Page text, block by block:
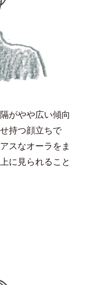
がやや広い傾向
持つ顔立ちで
スなオーラをま
に見られること